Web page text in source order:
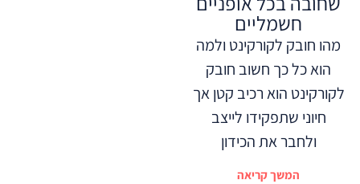
חשמליים
מהו חובק לקורקינט ולמה
הוא כל כך חשוב חובק
לקורקינט הוא רכיב קטן אך
חיוני שתפקידו לייצב
ולחבר את הכידון
המשך קריאה